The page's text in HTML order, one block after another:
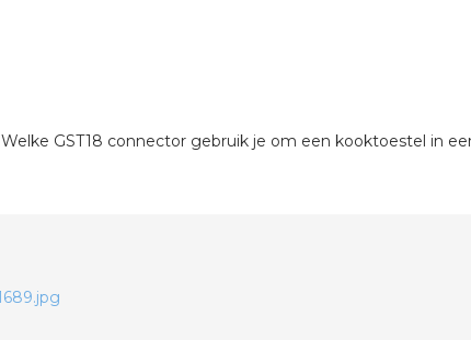
Welke GST18 connector gebruik je om een kooktoestel in